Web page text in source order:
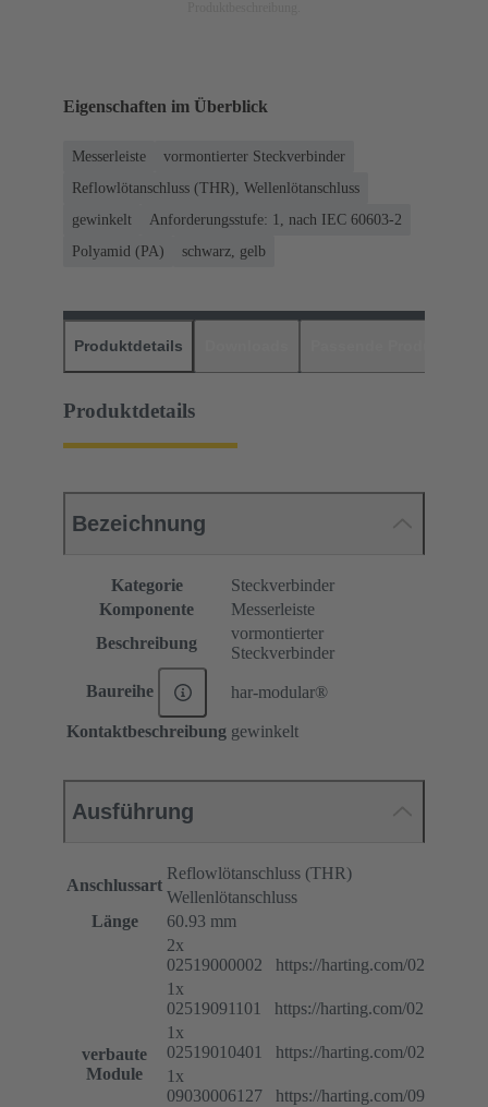
Eigenschaften im Überblick
Messerleiste
vormontierter Steckverbinder
Reflowlötanschluss (THR), Wellenlötanschluss
gewinkelt
Anforderungsstufe: 1, nach IEC 60603-2
Polyamid (PA)
schwarz, gelb
Produktdetails
Produktdetails
Bezeichnung
Kategorie
Steckverbinder
Komponente
Messerleiste
Beschreibung
vormontierter
Steckverbinder
Baureihe har-modular®
Kontaktbeschreibung gewinkelt
Ausführung
Anschlussart
Reflowlötanschluss (THR)
Wellenlötanschluss
Länge
60.93 mm
verbaute
Module
2x
02519000002 https://harting.com/
1x
02519091101 https://harting.com/
1x
02519010401 https://harting.com/
1x
09030006127 https://harting.com/